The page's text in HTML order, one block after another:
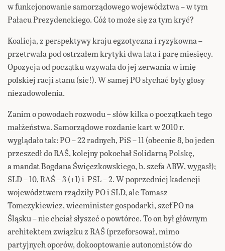
w funkcjonowanie samorządowego województwa – w tym
Pałacu Prezydenckiego. Cóż to może się za tym kryć?
Koalicja, z perspektywy kraju egzotyczna i ryzykowna –
przetrwała pod ostrzałem krytyki dwa lata i parę miesięcy.
Opozycja od początku wzywała do jej zerwania w imię
polskiej racji stanu (sic!). W samej PO słychać były głosy
niezadowolenia.
Zanim o powodach rozwodu – słów kilka o początkach tego
małżeństwa. Samorządowe rozdanie kart w 2010 r.
wyglądało tak: PO – 22 radnych, PiS – 11 (obecnie 8, bo jeden
przeszedł do RAŚ, kolejny pokochał Solidarną Polskę,
a mandat Bogdana Święczkowskiego, b. szefa ABW, wygasł);
SLD – 10, RAŚ – 3 (+1) i PSL – 2. W poprzedniej kadencji
województwem rządziły PO i SLD, ale Tomasz
Tomczykiewicz, wiceminister gospodarki, szef PO na
Śląsku – nie chciał słyszeć o powtórce. To on był głównym
architektem związku z RAŚ (przeforsował, mimo
partyjnych oporów, dokooptowanie autonomistów do